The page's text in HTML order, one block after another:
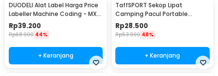
DUODELI Alat Label Harga Price
Labeller Machine Coding - MX-
5500
Rp39.200
Rp68.900 44%
+ Keranjang
TaffSPORT Sekop Lipat
Camping Pacul Portable
Tactical Survival 40cm - 101
Rp28.500
Rp53.900 48%
+ Keranjang